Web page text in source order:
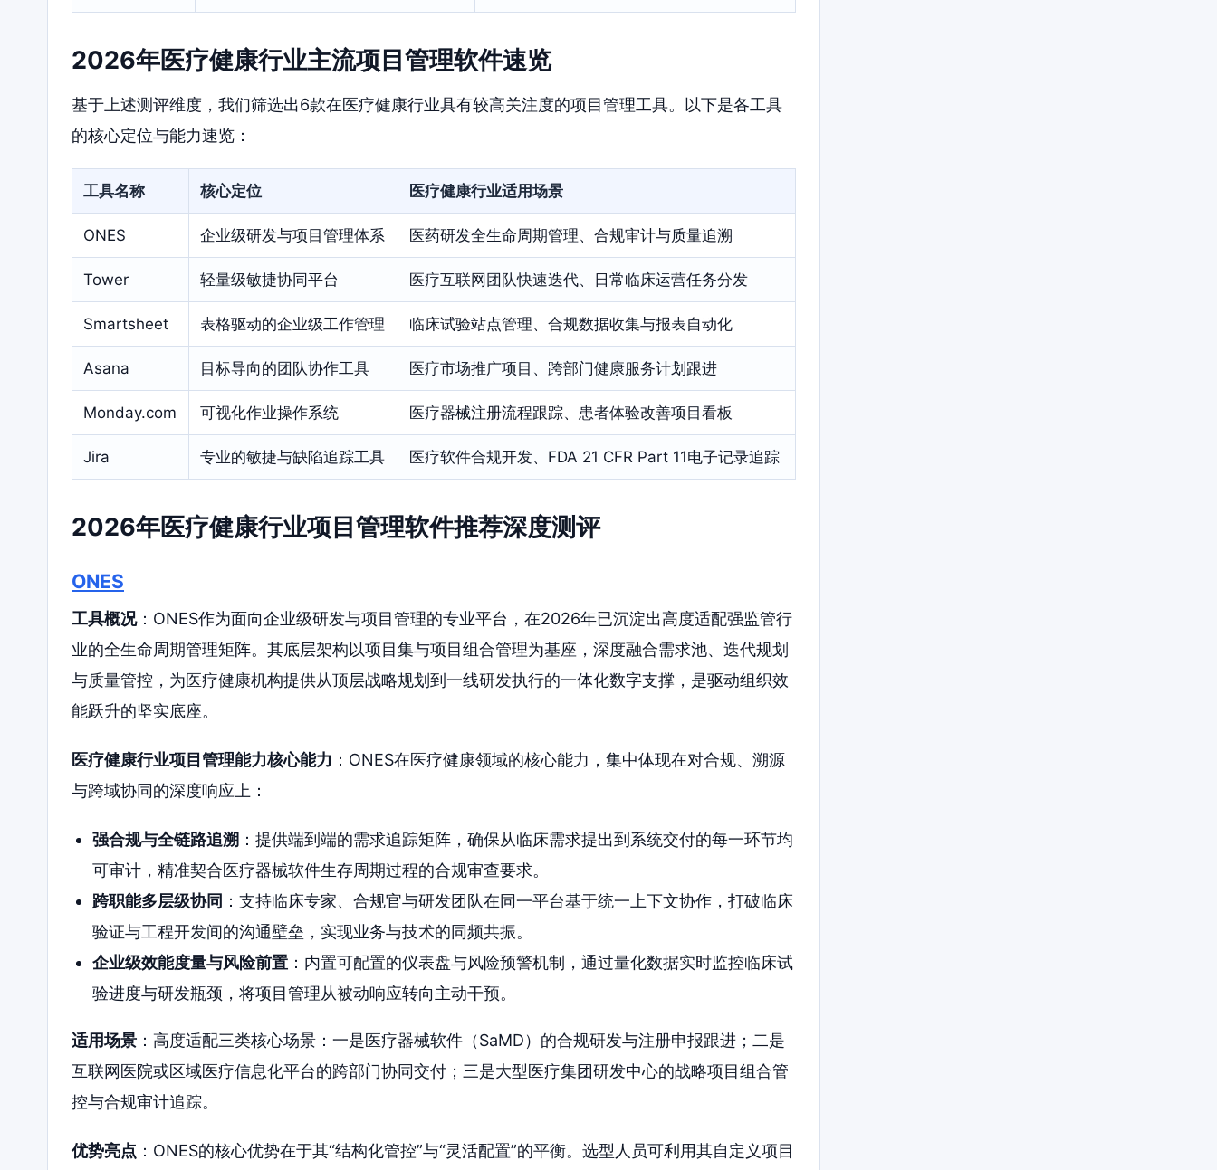
2026年医疗健康行业主流项目管理软件速览
基于上述测评维度，我们筛选出6款在医疗健康行业具有较高关注度的项目管理工具。以下是各工具
的核心定位与能力速览：
工具名称 核心定位 医疗健康行业适用场景
ONES 企业级研发与项目管理体系 医药研发全生命周期管理、合规审计与质量追溯
Tower 轻量级敏捷协同平台 医疗互联网团队快速迭代、日常临床运营任务分发
Smartsheet 表格驱动的企业级工作管理 临床试验站点管理、合规数据收集与报表自动化
Asana 目标导向的团队协作工具 医疗市场推广项目、跨部门健康服务计划跟进
Monday.com 可视化作业操作系统 医疗器械注册流程跟踪、患者体验改善项目看板
Jira 专业的敏捷与缺陷追踪工具 医疗软件合规开发、FDA 21 CFR Part 11电子记录追踪
2026年医疗健康行业项目管理软件推荐深度测评
ONES
工具概况：ONES作为面向企业级研发与项目管理的专业平台，在2026年已沉淀出高度适配强监管行
业的全生命周期管理矩阵。其底层架构以项目集与项目组合管理为基座，深度融合需求池、迭代规划
与质量管控，为医疗健康机构提供从顶层战略规划到一线研发执行的一体化数字支撑，是驱动组织效
能跃升的坚实底座。
医疗健康行业项目管理能力核心能力 ：ONES在医疗健康领域的核心能力，集中体现在对合规、溯源
与跨域协同的深度响应上：
强合规与全链路追溯 ：提供端到端的需求追踪矩阵，确保从临床需求提出到系统交付的每一环节均
可审计，精准契合医疗器械软件生存周期过程的合规审查要求。
跨职能多层级协同 ：支持临床专家、合规官与研发团队在同一平台基于统一上下文协作，打破临床
验证与工程开发间的沟通壁垒，实现业务与技术的同频共振。
企业级效能度量与风险前置：内置可配置的仪表盘与风险预警机制，通过量化数据实时监控临床试
验进度与研发瓶颈，将项目管理从被动响应转向主动干预。
适用场景 ：高度适配三类核心场景：一是医疗器械软件（SaMD）的合规研发与注册申报跟进；二是
互联网医院或区域医疗信息化平台的跨部门协同交付；三是大型医疗集团研发中心的战略项目组合管
控与合规审计追踪。
优势亮点 ：ONES的核心优势在于其“结构化管控”与“灵活配置”的平衡。选型人员可利用其自定义项目